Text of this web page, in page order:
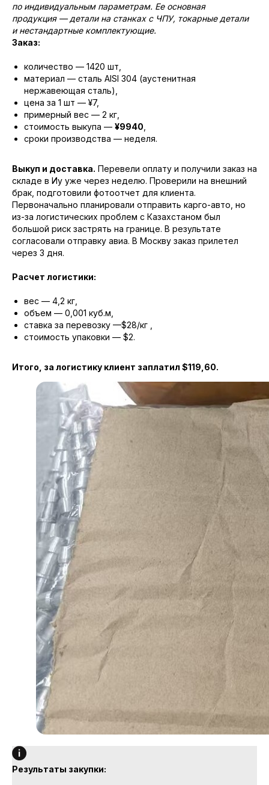
по индивидуальным параметрам. Ее основная
продукция — детали на станках с ЧПУ, токарные детали
и нестандартные комплектующие.
Заказ:
количество — 1420 шт,
материал — сталь AISI 304 (аустенитная
нержавеющая сталь),
цена за 1 шт — ¥7,
примерный вес — 2 кг,
стоимость выкупа — ¥9940
сроки производства — неделя.
Выкуп и доставка. Перевели оплату и получили заказ на
складе в Иу уже через неделю. Проверили на внешний
брак, подготовили фотоотчет для клиента.
Первоначально планировали отправить карго-авто, но
из-за логистических проблем с Казахстаном был
большой риск застрять на границе. В результате
согласовали отправку авиа. В Москву заказ прилетел
через 3 дня.
Расчет логистики:
вес — 4,2 кг,
объем — 0,001 куб.м,
ставка за перевозку —$28/кг ,
стоимость упаковки — $2.
Итого, за логистику клиент заплатил $119,60.
Результаты закупки: